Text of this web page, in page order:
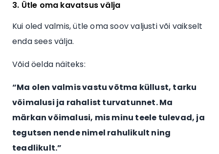
3. Ütle oma kavatsus välja
Kui oled valmis, ütle oma soov valjusti või vaikselt
enda sees välja.
Võid öelda näiteks:
“Ma olen valmis vastu võtma küllust, tarku
võimalusi ja rahalist turvatunnet. Ma
märkan võimalusi, mis minu teele tulevad, ja
tegutsen nende nimel rahulikult ning
teadlikult.”